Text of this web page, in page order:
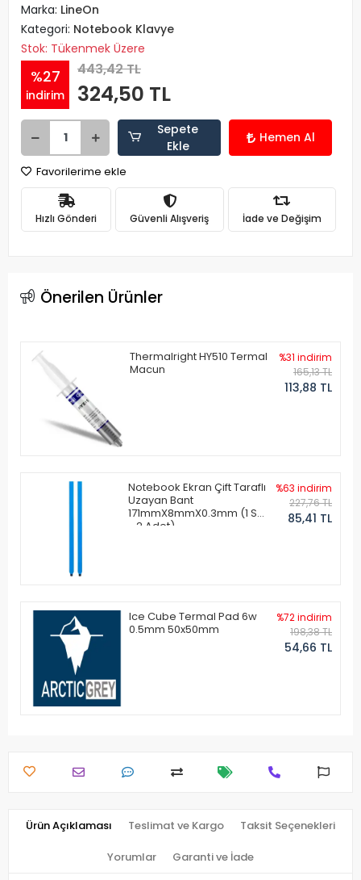
Marka: LineOn
Kategori: Notebook Klavye
Stok: Tükenmek Üzere
%27
indirim
443,42 TL
324,50 TL
Sepete
Ekle
Hemen Al
Favorilerime ekle
Hızlı Gönderi Güvenli Alışveriş İade ve Değişim
Önerilen Ürünler
Thermalright HY510 Termal
Macun
%31 indirim
165,13 TL
113,88 TL
Notebook Ekran Çift Taraflı
Uzayan Bant
171mmX8mmX0.3mm (1 Set
- 2 Adet)
%63 indirim
227,76 TL
85,41 TL
Ice Cube Termal Pad 6w
0.5mm 50x50mm
%72 indirim
198,38 TL
54,66 TL
Ürün Açıklaması Teslimat ve Kargo Taksit Seçenekleri
Yorumlar Garanti ve İade